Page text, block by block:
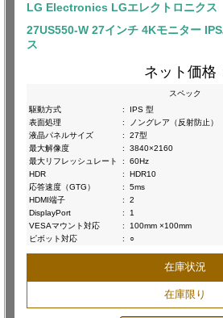
LG Electronics LGエレクトロニクス
27US550-W 27インチ 4Kモニター
ス
ネット価格
スペック
駆動方式
:
IPS 型
表面処理
:
ノングレア（反射防止）
液晶パネルサイズ
:
27型
最大解像度
:
3840×2160
最大リフレッシュレート
:
60Hz
HDR
:
HDR10
応答速度（GTG）
:
5ms
HDMI端子
:
2
DisplayPort
:
1
VESAマウント対応
:
100mm ×100mm
ピボット対応
: ○
在庫状況
在庫限り